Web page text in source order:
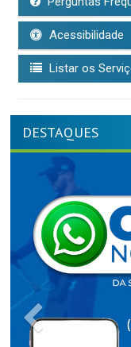
Acessibilidade
Listar os
DESTAQUES
Previous